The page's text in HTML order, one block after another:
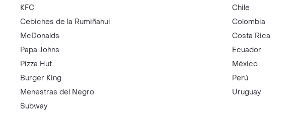
KFC
Cebiches de la Rumiñahui
McDonalds
Papa Johns
Pizza Hut
Burger King
Menestras del Negro
Subway
Chile
Colombia
Costa Rica
Ecuador
México
Perú
Uruguay